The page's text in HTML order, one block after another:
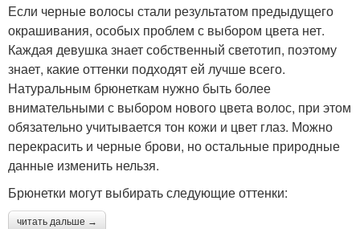
Если черные волосы стали результатом предыдущего
окрашивания, особых проблем с выбором цвета нет.
Каждая девушка знает собственный светотип, поэтому
знает, какие оттенки подходят ей лучше всего.
Натуральным брюнеткам нужно быть более
внимательными с выбором нового цвета волос, при этом
обязательно учитывается тон кожи и цвет глаз. Можно
перекрасить и черные брови, но остальные природные
данные изменить нельзя.
Брюнетки могут выбирать следующие оттенки:
читать дальше →